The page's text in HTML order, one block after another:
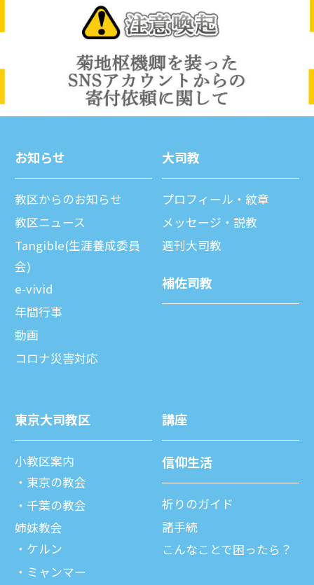
お知らせ
教区からのお知らせ
教区ニュース
Tangible(生涯養成委員
会)
e-vivid
年間⾏事
動画
コロナ災害対応
⼤司教
プロフィール・紋章
メッセージ・説教
週刊⼤司教
補佐司教
東京⼤司教区
⼩教区案内
東京の教会
千葉の教会
姉妹教会
ケルン
ミャンマー
講座
信仰⽣活
祈りのガイド
諸⼿続
こんなことで困ったら？